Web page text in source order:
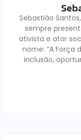
Sebastião
sempre
ativista e ator
nome: “A Força
inclusão,